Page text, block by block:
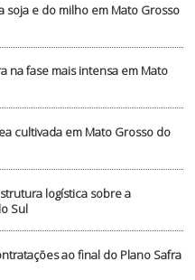
soja e do milho em Mato Grosso
na fase mais intensa em Mato
cultivada em Mato Grosso do
logística sobre a
Sul
ao final do Plano Safra